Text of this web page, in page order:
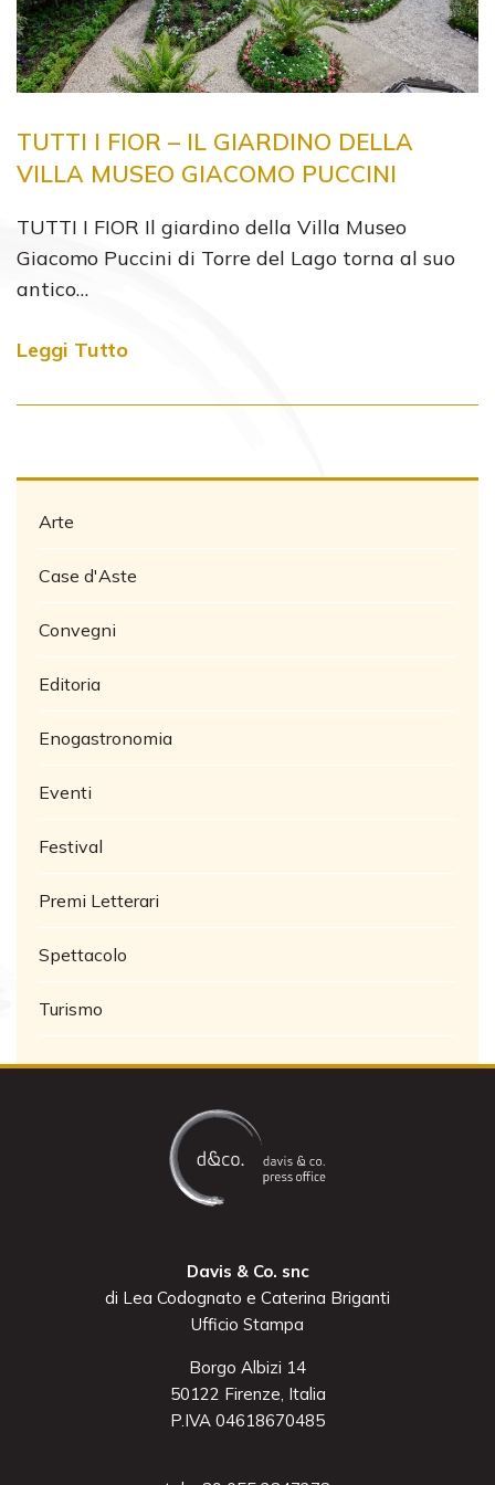
TUTTI I FIOR – IL GIARDINO DELLA
VILLA MUSEO GIACOMO PUCCINI
TUTTI I FIOR Il giardino della Villa Museo
Giacomo Puccini di Torre del Lago torna al suo
antico…
Leggi Tutto
Arte
Case d'Aste
Convegni
Editoria
Enogastronomia
Eventi
Festival
Premi Letterari
Spettacolo
Turismo
Davis & Co. snc
di Lea Codognato e Caterina Briganti
Ufficio Stampa
Borgo Albizi 14
50122 Firenze, Italia
P.IVA 04618670485